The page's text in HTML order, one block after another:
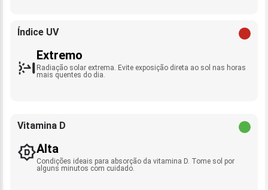
Índice UV
Extremo
Radiação solar extrema. Evite exposição direta ao sol nas horas
mais quentes do dia.
Vitamina D
Alta
Condições ideais para absorção da vitamina D. Tome sol por
alguns minutos com cuidado.